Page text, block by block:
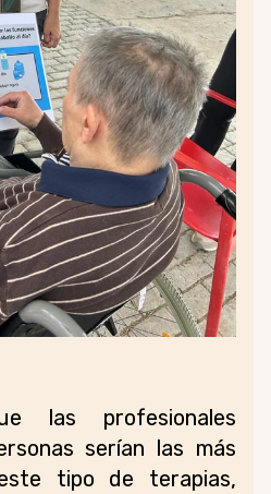
las profesionales
serían las más
tipo de terapias,